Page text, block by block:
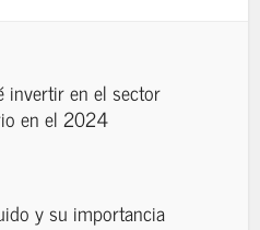
invertir en el sector
en el 2024
y su importancia